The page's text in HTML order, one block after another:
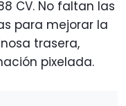
CV. No faltan las
para mejorar la
trasera,
pixelada.